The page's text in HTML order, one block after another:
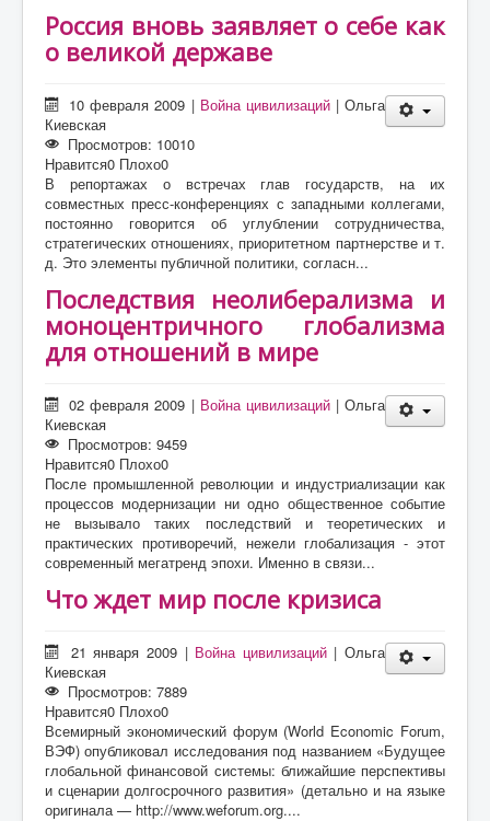
Россия вновь заявляет о себе как
о великой державе
10 февраля 2009 | Война цивилизаций | Ольга
Киевская
Просмотров: 10010
Нравится0 Плохо0
В репортажах о встречах глав государств, на их
совместных пресс-конференциях с западными коллегами,
постоянно говорится об углублении сотрудничества,
стратегических отношениях, приоритетном партнерстве и т.
д. Это элементы публичной политики, согласн...
Последствия неолиберализма и
моноцентричного глобализма
для отношений в мире
02 февраля 2009 | Война цивилизаций | Ольга
Киевская
Просмотров: 9459
Нравится0 Плохо0
После промышленной революции и индустриализации как
процессов модернизации ни одно общественное событие
не вызывало таких последствий и теоретических и
практических противоречий, нежели глобализация - этот
современный мегатренд эпохи. Именно в связи...
Что ждет мир после кризиса
21 января 2009 | Война цивилизаций | Ольга
Киевская
Просмотров: 7889
Нравится0 Плохо0
Всемирный экономический форум (World Economic Forum,
ВЭФ) опубликовал исследования под названием «Будущее
глобальной финансовой системы: ближайшие перспективы
и сценарии долгосрочного развития» (детально и на языке
оригинала — http://www.weforum.org....